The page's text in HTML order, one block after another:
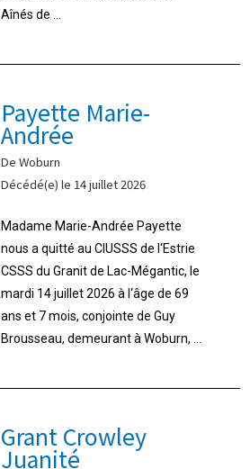
Aînés de ...
Payette Marie-
Andrée
De Woburn
Décédé(e) le 14 juillet 2026
Madame Marie-Andrée Payette
nous a quitté au CIUSSS de l‘Estrie
CSSS du Granit de Lac-Mégantic, le
mardi 14 juillet 2026 à l‘âge de 69
ans et 7 mois, conjointe de Guy
Brousseau, demeurant à Woburn, ...
Grant Crowley
Juanité